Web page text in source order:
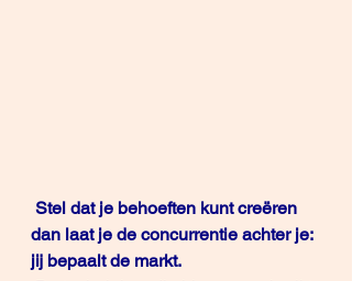
Stel dat je behoeften kunt creëren
dan laat je de concurrentie achter je:
jij bepaalt de markt.